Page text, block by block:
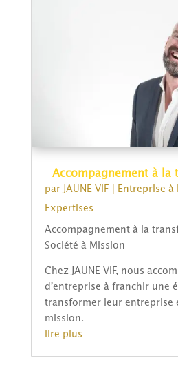
Accompagnement à la
par JAUNE VIF Entreprise à
Expertises
Accompagnement à la
Société à Mission
Chez JAUNE VIF, nous
d’entreprise à franchir une
transformer leur entreprise
mission.
lire plus